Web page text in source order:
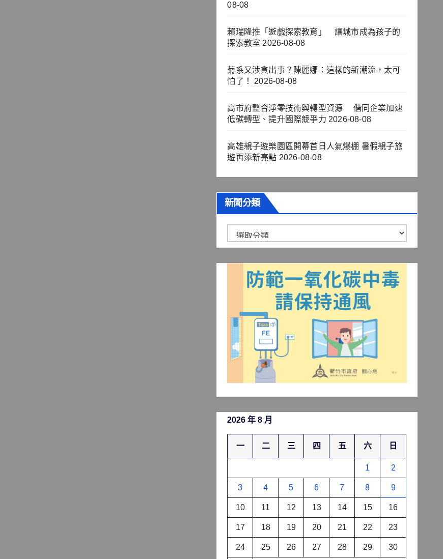
08-08
賴瑞隆推「遊戲探索教育」 讓城市成為孩子的
探索教室 2026-08-08
菊系又涉貪出事？陳麗娜：這樣的新潮流，太可
怕了！
2026-08-08
高市府整合淨零技術與轉型資源 偕同企業加速
低碳轉型、提升國際競爭力 2026-08-08
高雄親子遊樂園區開幕首日人氣爆棚 暑假親子旅
遊再添新亮點 2026-08-08
新聞分類
聞
分
2026 年 8 月
一 二 三 四 五 六 日
1 2
3 4 5 6 7 8 9
10 11 12 13 14 15 16
17 18 19 20 21 22 23
24 25 26 27 28 29 30